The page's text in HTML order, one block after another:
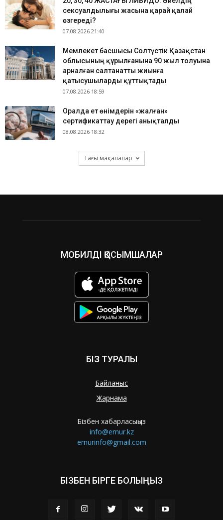
сексуалдылығы жасына қарай қалай
өзгереді?
07.08.2026 21:40
Мемлекет басшысы Солтүстік Қазақстан
облысының құрылғанына 90 жыл толуына
арналған салтанатты жиынға
қатысушыларды құттықтады
07.08.2026 18:59
Оралда ет өнімдерін «жалған»
сертификаттау дерегі анықталды
08.08.2026 18:32
Тағы мақалалар
МОБИЛДІ ҚОСЫМШАЛАР
БІЗ ТУРАЛЫ
Байланыс
Жарнама
Бізбен хабарласыңыз
info@ernur.kz
ernurinfo@gmail.com
БІЗБЕН БІРГЕ БОЛЫҢЫЗ